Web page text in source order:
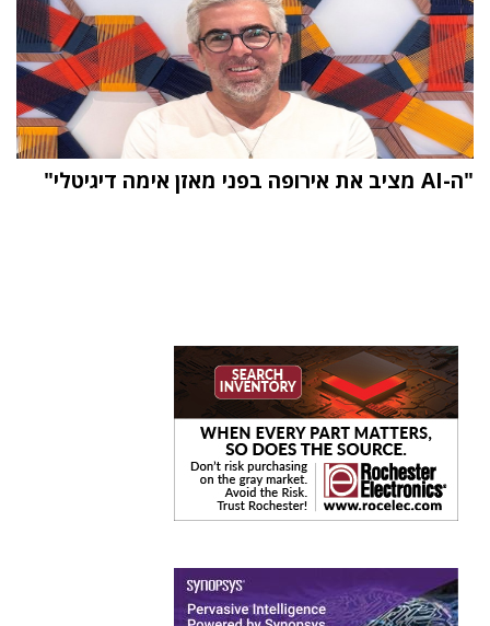
"ה-AI מציב את אירופה בפני מאזן אימה דיגיטלי"